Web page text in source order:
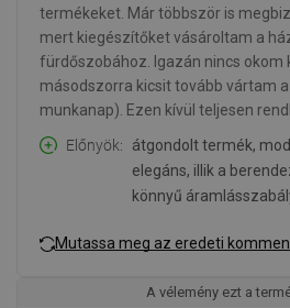
termékeket. Már többször is
mert kiegészítőket vásároltam a
fürdőszobához. Igazán nincs okom
másodszorra kicsit tovább vártam
munkanap). Ezen kívül teljesen
Előnyök
átgondolt termék,
elegáns, illik a
könnyű
Mutassa meg az eredeti
A vélemény ezt a